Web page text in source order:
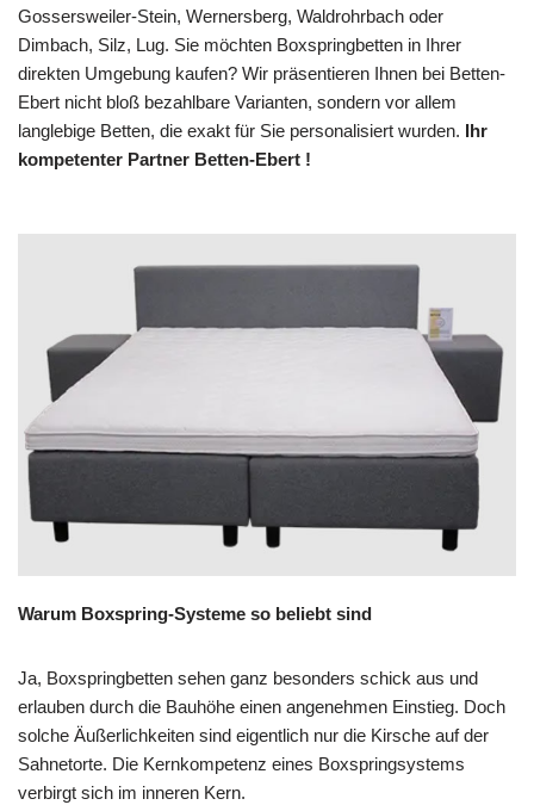
Gossersweiler-Stein, Wernersberg, Waldrohrbach oder
Dimbach, Silz, Lug. Sie möchten Boxspringbetten in Ihrer
direkten Umgebung kaufen? Wir präsentieren Ihnen bei Betten-
Ebert nicht bloß bezahlbare Varianten, sondern vor allem
langlebige Betten, die exakt für Sie personalisiert wurden. Ihr
kompetenter Partner Betten-Ebert !
Warum Boxspring-Systeme so beliebt sind
Ja, Boxspringbetten sehen ganz besonders schick aus und
erlauben durch die Bauhöhe einen angenehmen Einstieg. Doch
solche Äußerlichkeiten sind eigentlich nur die Kirsche auf der
Sahnetorte. Die Kernkompetenz eines Boxspringsystems
verbirgt sich im inneren Kern.